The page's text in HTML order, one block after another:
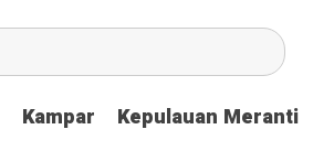
Kampar Kepulauan Meranti
Kampar Kepulauan Meranti